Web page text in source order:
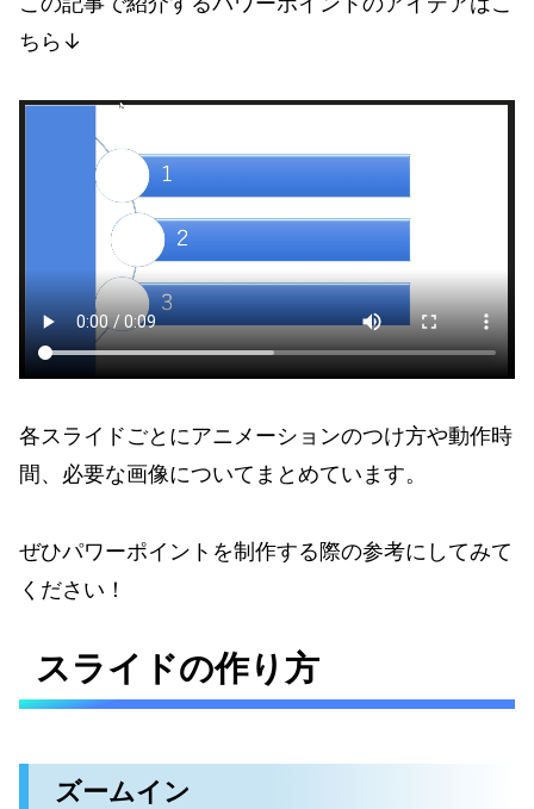
ちら↓
各スライドごとにアニメーションのつけ方や動作時
間、必要な画像についてまとめています。
ぜひパワーポイントを制作する際の参考にしてみて
ください！
スライドの作り方
ズームイン